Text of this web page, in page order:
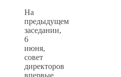
На
предыдущем
заседании,
6
июня,
совет
директоров
впервые